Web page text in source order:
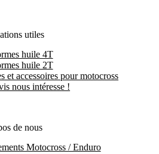
utiles
huile 4T
huile 2T
et accessoires pour motocross
nous intéresse !
de nous
Motocross / Enduro